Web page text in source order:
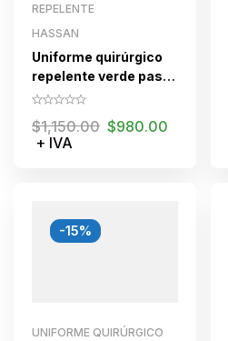
REPELENTE
HASSAN
Uniforme quirúrgico
repelente verde pasto
para dama con cierre
$1,150.00 $980.00
+ IVA
-15%
UNIFORME QUIRÚRGICO